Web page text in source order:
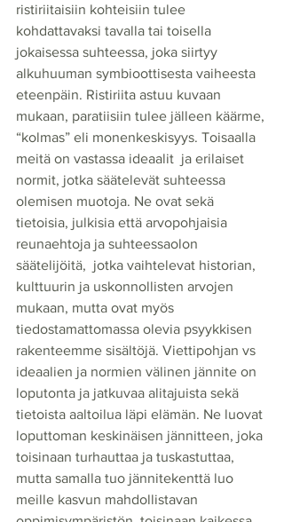
ristiriitaisiin kohteisiin tulee
kohdattavaksi tavalla tai toisella
jokaisessa suhteessa, joka siirtyy
alkuhuuman symbioottisesta vaiheesta
eteenpäin. Ristiriita astuu kuvaan
mukaan, paratiisiin tulee jälleen käärme,
“kolmas” eli monenkeskisyys. Toisaalla
meitä on vastassa ideaalit  ja erilaiset
normit, jotka säätelevät suhteessa
olemisen muotoja. Ne ovat sekä
tietoisia, julkisia että arvopohjaisia
reunaehtoja ja suhteessaolon
säätelijöitä,  jotka vaihtelevat historian,
kulttuurin ja uskonnollisten arvojen
mukaan, mutta ovat myös
tiedostamattomassa olevia psyykkisen
rakenteemme sisältöjä. Viettipohjan vs
ideaalien ja normien välinen jännite on
loputonta ja jatkuvaa alitajuista sekä
tietoista aaltoilua läpi elämän. Ne luovat
loputtoman keskinäisen jännitteen, joka
toisinaan turhauttaa ja tuskastuttaa,
mutta samalla tuo jännitekenttä luo
meille kasvun mahdollistavan